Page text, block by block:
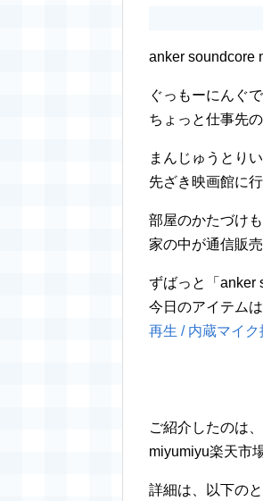
anker soundcore
ぐっもーにんぐ
ちょっと仕事先
まんじゅうとり
先ざき映画館に
部屋のかたづけ
家の中が通信販
ずばっと「anker
今日のアイテムは
再生 / 内蔵マイク
ご紹介したのは、
miyumiyu楽天市
詳細は、以下のと